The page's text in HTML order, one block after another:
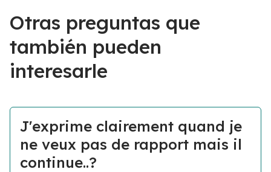
Otras preguntas que
también pueden
interesarle
J'exprime clairement quand je
ne veux pas de rapport mais il
continue..?